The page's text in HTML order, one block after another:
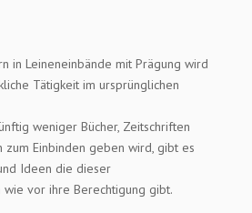
in Leineneinbände mit Prägung wird
Tätigkeit im ursprünglichen
weniger Bücher, Zeitschriften
zum Einbinden geben wird, gibt es
Ideen die dieser
wie vor ihre Berechtigung gibt.